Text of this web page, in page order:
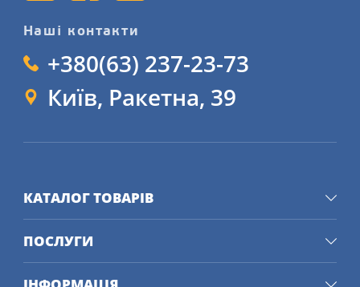
Наші контакти
+380(63) 237-23-73
Київ, Ракетна, 39
КАТАЛОГ ТОВАРІВ
ПОСЛУГИ